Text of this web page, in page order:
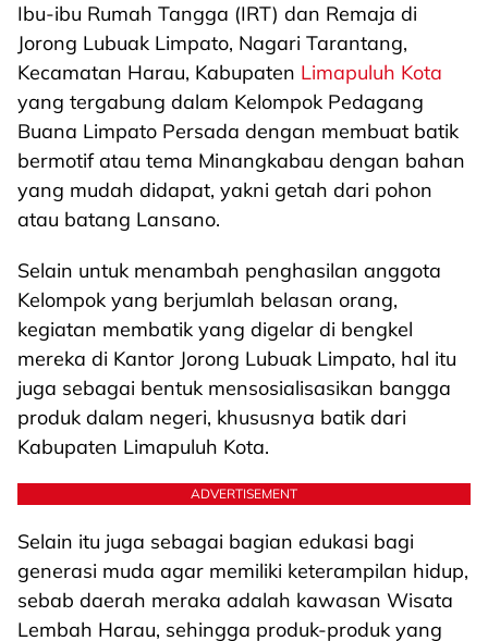
Ibu-ibu Rumah Tangga (IRT) dan Remaja di
Jorong Lubuak Limpato, Nagari Tarantang,
Kecamatan Harau, Kabupaten Limapuluh Kota
yang tergabung dalam Kelompok Pedagang
Buana Limpato Persada dengan membuat batik
bermotif atau tema Minangkabau dengan bahan
yang mudah didapat, yakni getah dari pohon
atau batang Lansano.
Selain untuk menambah penghasilan anggota
Kelompok yang berjumlah belasan orang,
kegiatan membatik yang digelar di bengkel
mereka di Kantor Jorong Lubuak Limpato, hal itu
juga sebagai bentuk mensosialisasikan bangga
produk dalam negeri, khususnya batik dari
Kabupaten Limapuluh Kota.
ADVERTISEMENT
Selain itu juga sebagai bagian edukasi bagi
generasi muda agar memiliki keterampilan hidup,
sebab daerah meraka adalah kawasan Wisata
Lembah Harau, sehingga produk-produk yang